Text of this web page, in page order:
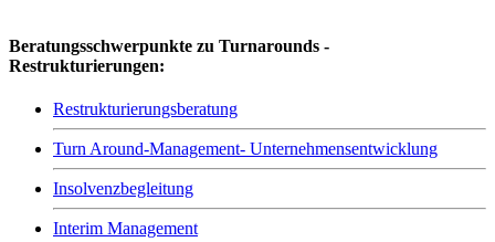
Beratungsschwerpunkte zu Turnarounds -
Restrukturierungen:
Restrukturierungsberatung
Turn Around-Management- Unternehmensentwicklung
Insolvenzbegleitung
Interim Management